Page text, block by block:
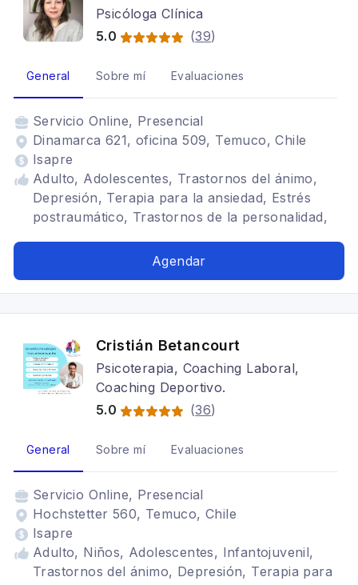
Psicóloga Clínica
5.0
(39)
General Sobre mí Evaluaciones
Servicio Online, Presencial
Dinamarca 621, oficina 509, Temuco, Chile
Isapre
Adulto, Adolescentes, Trastornos del ánimo,
Depresión, Terapia para la ansiedad, Estrés
postraumático, Trastornos de la personalidad,
Agendar
Cristián Betancourt
Psicoterapia, Coaching Laboral,
Coaching Deportivo.
5.0
(36)
General Sobre mí Evaluaciones
Servicio Online, Presencial
Hochstetter 560, Temuco, Chile
Isapre
Adulto, Niños, Adolescentes, Infantojuvenil,
Trastornos del ánimo, Depresión, Terapia para